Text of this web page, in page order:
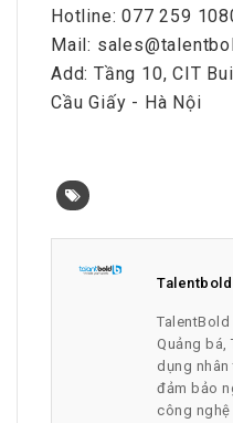
Hotline: 077 259
Mail:
Add: Tầng 10, CIT
Cầu Giấy - Hà Nội
Talentbold
Quảng bá,
dụng
đảm bảo
công nghệ